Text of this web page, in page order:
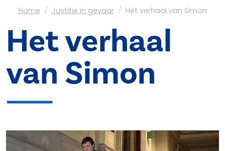
Kruimelpad
Home Justitie in gevaar Het verhaal van Simon
Het verhaal
van Simon